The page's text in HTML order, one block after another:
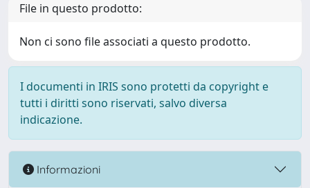
File in questo prodotto:
Non ci sono file associati a questo prodotto.
I documenti in IRIS sono protetti da copyright e
tutti i diritti sono riservati, salvo diversa
indicazione.
Informazioni